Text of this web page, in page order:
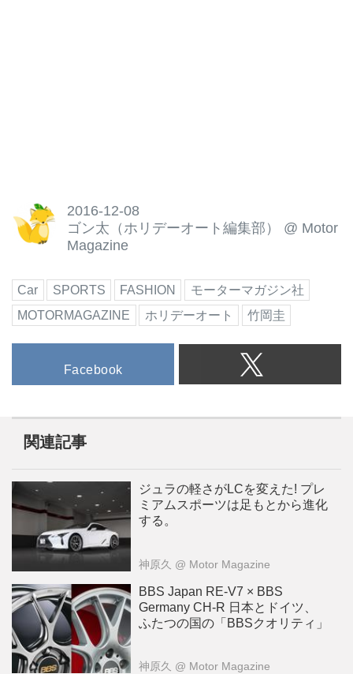
2016-12-08
ゴン太（ホリデーオート編集部）
@ Motor
Magazine
Car SPORTS FASHION
モーターマガジン社
MOTORMAGAZINE
ホリデーオート 竹岡圭
Facebook
関連記事
ジュラの軽さがLCを変えた! プレ
ミアムスポーツは足もとから進化
する。
神原久 @ Motor Magazine
BBS Japan RE-V7 × BBS
Germany CH-R 日本とドイツ、
ふたつの国の「BBSクオリティ」
神原久 @ Motor Magazine